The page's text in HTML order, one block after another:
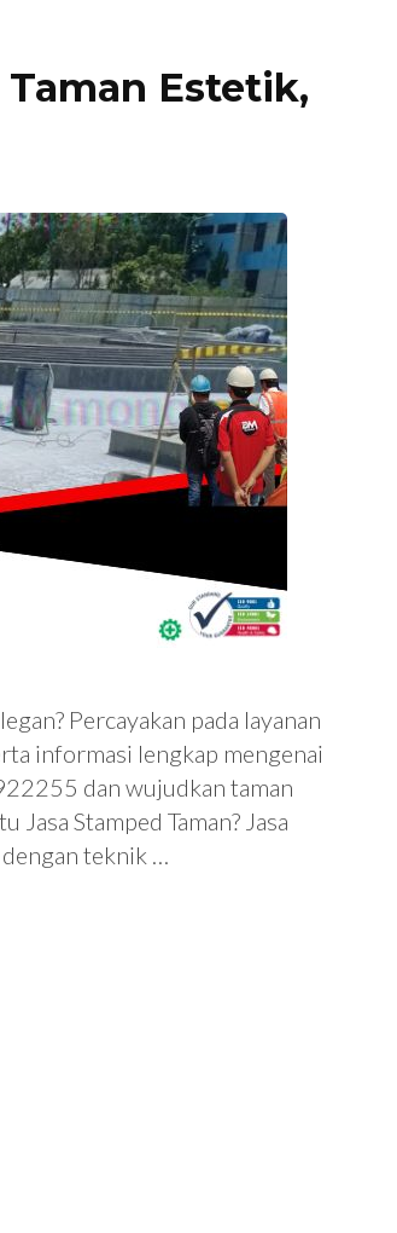
Estetik,
Percayakan pada layanan
informasi lengkap mengenai
dan wujudkan taman
Stamped Taman? Jasa
dengan teknik …